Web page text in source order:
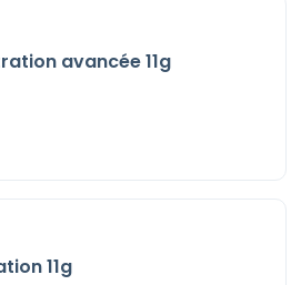
avancée 11g
11g